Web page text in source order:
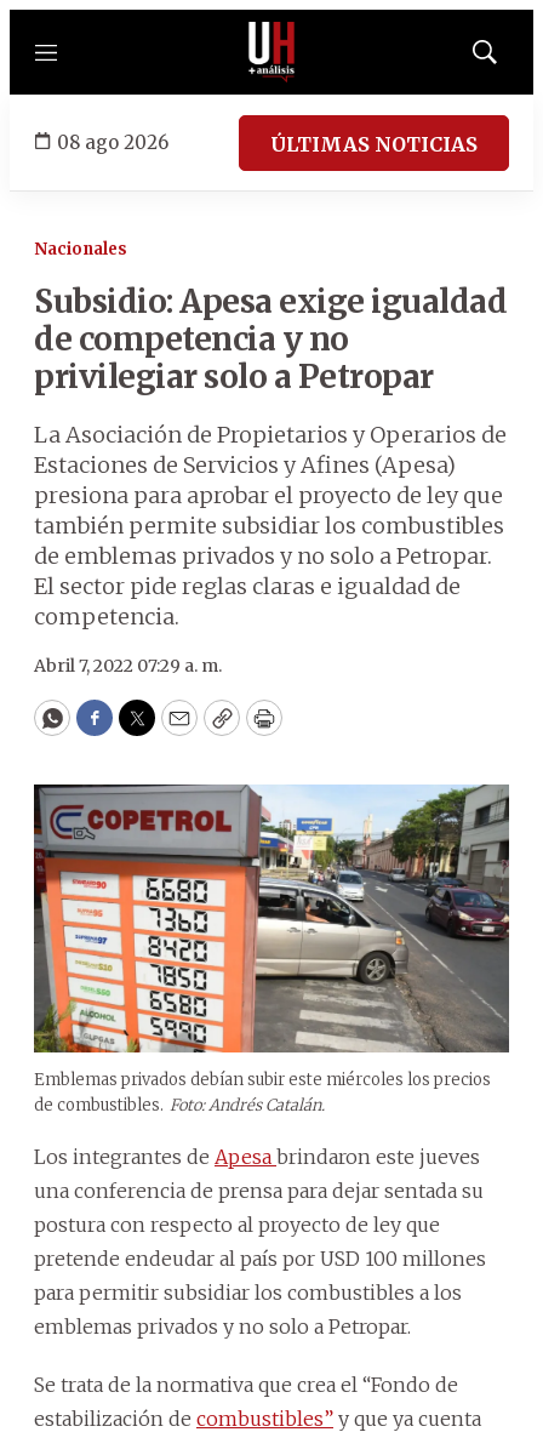
Menú
Mostrar
08 ago 2026 ÚLTIMAS NOTICIAS
Nacionales
Subsidio: Apesa exige igualdad
de competencia y no
privilegiar solo a Petropar
La Asociación de Propietarios y Operarios de
Estaciones de Servicios y Afines (Apesa)
presiona para aprobar el proyecto de ley que
también permite subsidiar los combustibles
de emblemas privados y no solo a Petropar.
El sector pide reglas claras e igualdad de
competencia.
Abril 7, 2022 07:29 a. m.
WhatsApp
Facebook
Twitter
EmailCopyPrint
Emblemas privados debían subir este miércoles los precios
de combustibles. Foto: Andrés Catalán.
Los integrantes de Apesa brindaron este jueves
una conferencia de prensa para dejar sentada su
postura con respecto al proyecto de ley que
pretende endeudar al país por USD 100 millones
para permitir subsidiar los combustibles a los
emblemas privados y no solo a Petropar.
Se trata de la normativa que crea el “Fondo de
estabilización de combustibles” y que ya cuenta